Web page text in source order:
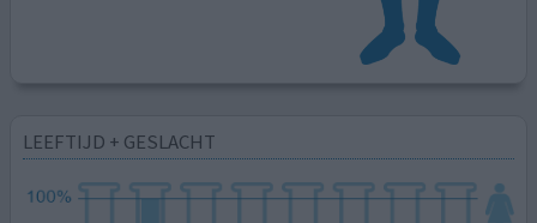
LEEFTIJD + GESLACHT